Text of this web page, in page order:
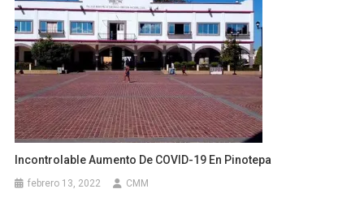
Incontrolable Aumento De COVID-19 En Pinotepa
febrero 13, 2022 CMM